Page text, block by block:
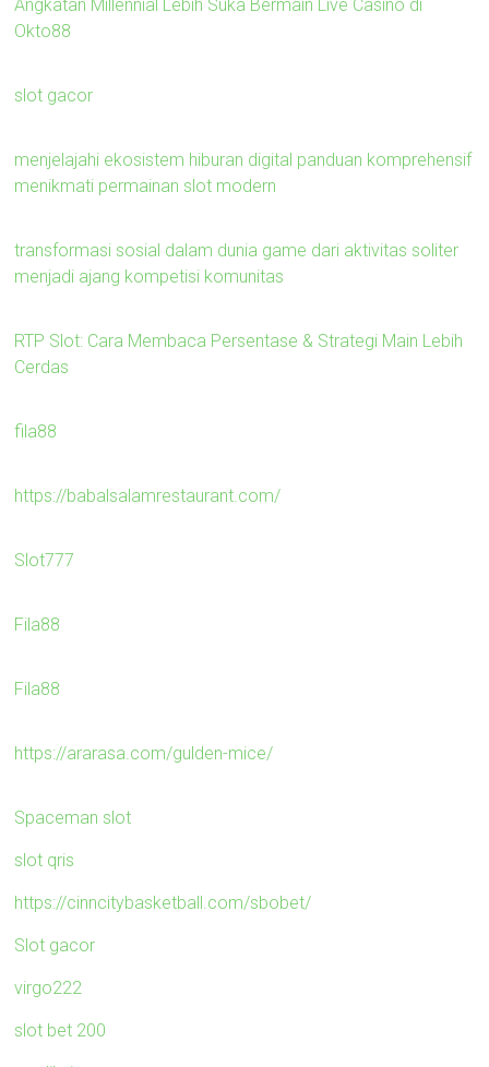
Angkatan Millennial Lebih Suka Bermain Live Casino di
Okto88
slot gacor
menjelajahi ekosistem hiburan digital panduan komprehensif
menikmati permainan slot modern
transformasi sosial dalam dunia game dari aktivitas soliter
menjadi ajang kompetisi komunitas
RTP Slot: Cara Membaca Persentase & Strategi Main Lebih
Cerdas
fila88
https://babalsalamrestaurant.com/
Slot777
Fila88
Fila88
https://ararasa.com/gulden-mice/
Spaceman slot
slot qris
https://cinncitybasketball.com/sbobet/
Slot gacor
virgo222
slot bet 200